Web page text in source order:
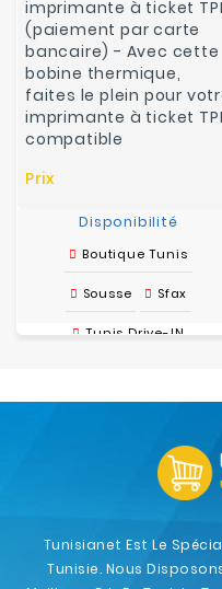
imprimante à ticket
(paiement par carte
bancaire) - Avec cette
bobine thermique,
faites le plein pour
imprimante à ticket
compatible
Prix
Disponibilité
Boutique Tunis
Sousse Sfax
Tunis Drive-IN
Tunisianet Est Le
Tunisie. Nous